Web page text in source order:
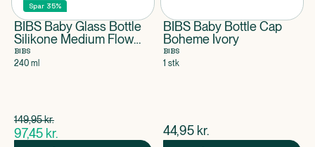
Spar 35%
BIBS Baby Glass Bottle
Silikone Medium Flow
Ivory
BIBS
240 ml
$gammel pris
149,95kr.
Spar 52,50 kr.
$nuværende pris
97,45 kr.
BIBS Baby Bottle Cap
Boheme Ivory
BIBS
1 stk
$nuværende pris
44,95 kr.